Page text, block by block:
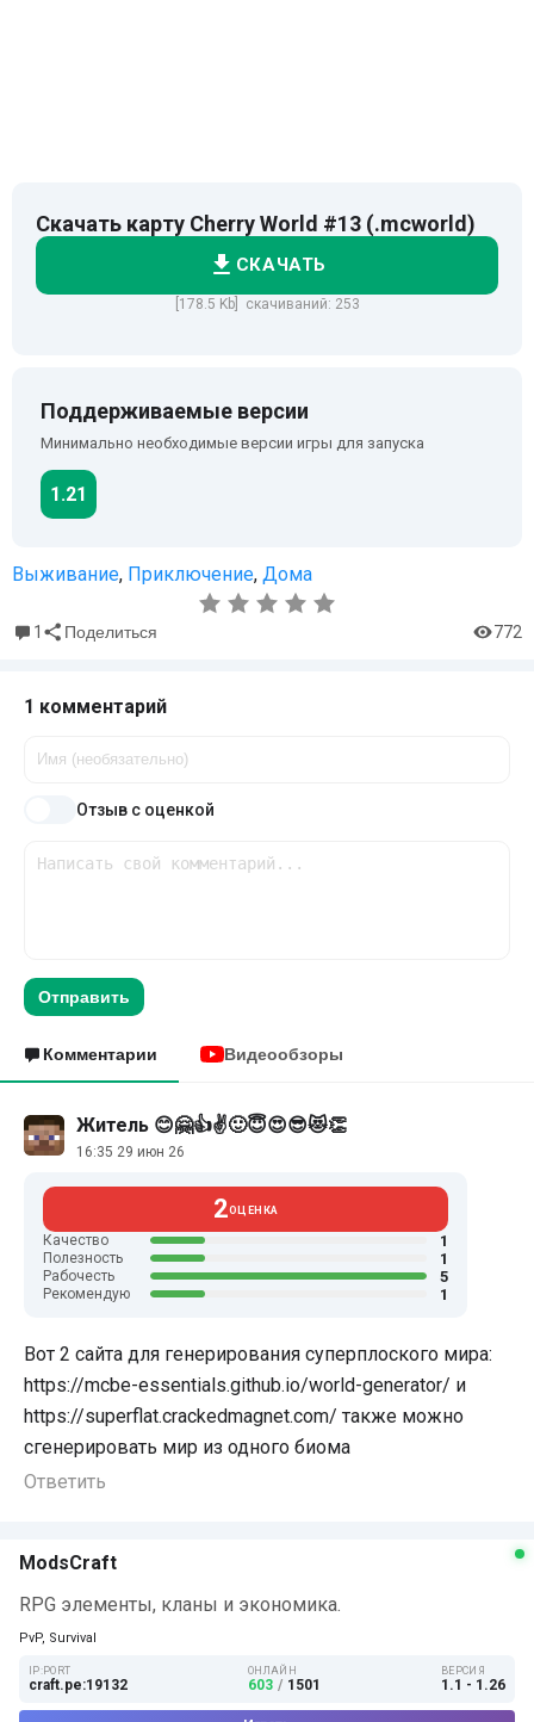
Скачать карту Cherry World #13 (.mcworld)
СКАЧАТЬ
[178.5 Kb] скачиваний: 253
Поддерживаемые версии
Минимально необходимые версии игры для запуска
1.21
Выживание, Приключение, Дома
1 Поделиться 772
1 комментарий
Отзыв с оценкой
Отправить
Комментарии Видеообзоры
Житель 😊🤗👍✌🙂😇😍😎😻👏
16:35 29 июн 26
2ОЦЕНКА
Качество 1
Полезность 1
Рабочесть 5
Рекомендую 1
Вот 2 сайта для генерирования суперплоского мира:
https://mcbe-essentials.github.io/world-generator/ и
https://superflat.crackedmagnet.com/ также можно
сгенерировать мир из одного биома
Ответить
ModsCraft
RPG элементы, кланы и экономика.
PvP, Survival
IP:PORT
craft.pe:19132
ОНЛАЙН
603 / 1501
ВЕРСИЯ
1.1 - 1.26